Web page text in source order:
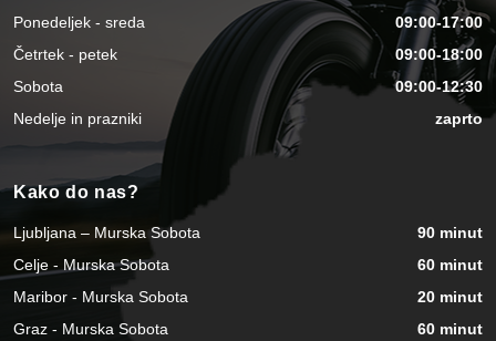
Ponedeljek - sreda
09:00-17:00
Četrtek - petek
09:00-18:00
Sobota
09:00-12:30
Nedelje in prazniki
zaprto
Kako do nas?
Ljubljana – Murska Sobota
90 minut
Celje - Murska Sobota
60 minut
Maribor - Murska Sobota
20 minut
Graz - Murska Sobota
60 minut